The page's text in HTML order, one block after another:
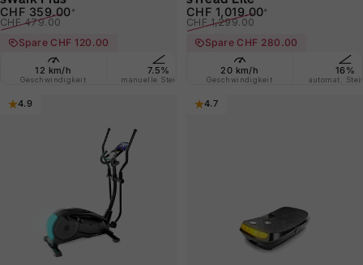
Verkaufspreis
CHF 359.00*
Normaler Preis
CHF 479.00
Spare CHF 120.00
12 km/h
Geschwindigkeit
7.5%
manuelle Steigung
12 Programme
vorinstalliert
Verkaufspreis
CHF 1,019.00*
Normaler Preis
CHF 1,299.00
Spare CHF 280.00
20 km/h
Geschwindigkeit
16%
automat.
4.9 4.7